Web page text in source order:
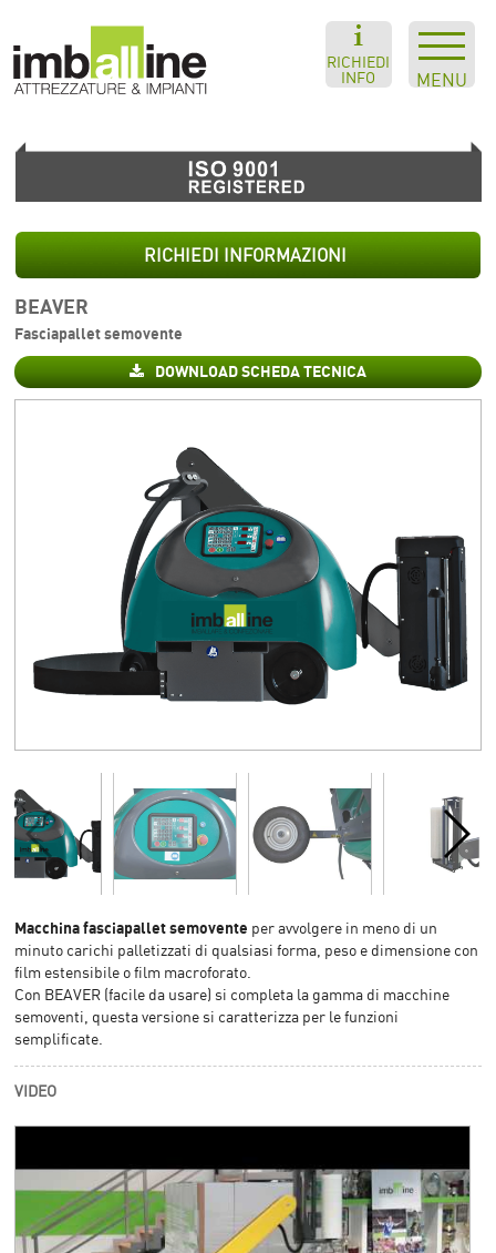
MENU
RICHIEDI
INFO
RICHIEDI INFORMAZIONI
BEAVER
Fasciapallet semovente
DOWNLOAD SCHEDA TECNICA
Macchina fasciapallet semovente per avvolgere in meno di un
minuto carichi palletizzati di qualsiasi forma, peso e dimensione con
film estensibile o film macroforato.
Con BEAVER (facile da usare) si completa la gamma di macchine
semoventi, questa versione si caratterizza per le funzioni
semplificate.
VIDEO